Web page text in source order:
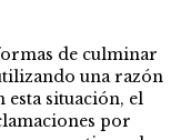
de culminar
una razón
situación, el
por